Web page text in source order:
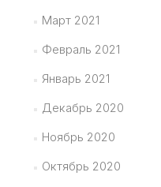
Март 2021
Февраль 2021
Январь 2021
Декабрь 2020
Ноябрь 2020
Октябрь 2020